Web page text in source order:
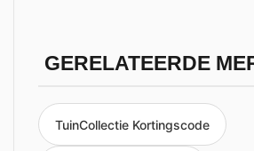
GERELATEERDE
TuinCollectie Kortingscode